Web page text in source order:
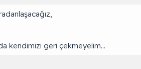
kendimizi geri çekmeyelim...